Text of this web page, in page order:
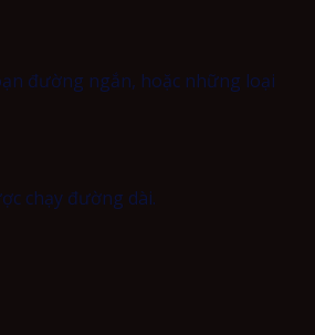
đường ngắn, hoặc những loại
chạy đường dài.